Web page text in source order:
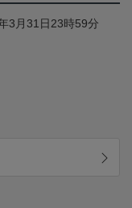
3月31日23時59分